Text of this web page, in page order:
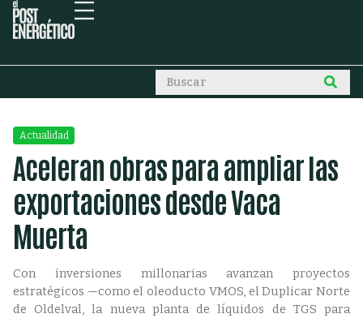
Actualidad
Aceleran obras para ampliar las
exportaciones desde Vaca
Muerta
Con inversiones millonarias avanzan proyectos
estratégicos —como el oleoducto VMOS, el Duplicar Norte
de Oldelval, la nueva planta de líquidos de TGS para